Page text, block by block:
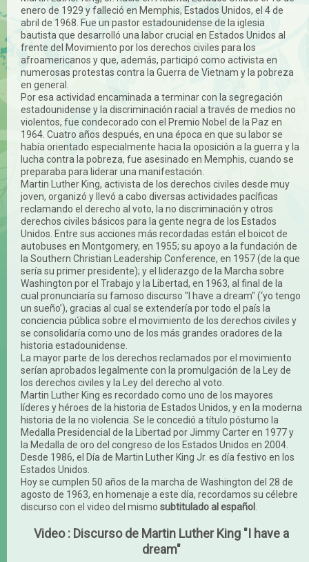
enero de 1929 y falleció en Memphis, Estados Unidos, el 4 de
abril de 1968. Fue un pastor estadounidense de la iglesia
bautista que desarrolló una labor crucial en Estados Unidos al
frente del Movimiento por los derechos civiles para los
afroamericanos y que, además, participó como activista en
numerosas protestas contra la Guerra de Vietnam y la pobreza
en general.
Por esa actividad encaminada a terminar con la segregación
estadounidense y la discriminación racial a través de medios no
violentos, fue condecorado con el Premio Nobel de la Paz en
1964. Cuatro años después, en una época en que su labor se
había orientado especialmente hacia la oposición a la guerra y la
lucha contra la pobreza, fue asesinado en Memphis, cuando se
preparaba para liderar una manifestación.
Martin Luther King, activista de los derechos civiles desde muy
joven, organizó y llevó a cabo diversas actividades pacíficas
reclamando el derecho al voto, la no discriminación y otros
derechos civiles básicos para la gente negra de los Estados
Unidos. Entre sus acciones más recordadas están el boicot de
autobuses en Montgomery, en 1955; su apoyo a la fundación de
la Southern Christian Leadership Conference, en 1957 (de la que
sería su primer presidente); y el liderazgo de la Marcha sobre
Washington por el Trabajo y la Libertad, en 1963, al final de la
cual pronunciaría su famoso discurso "I have a dream" (‘yo tengo
un sueño’), gracias al cual se extendería por todo el país la
conciencia pública sobre el movimiento de los derechos civiles y
se consolidaría como uno de los más grandes oradores de la
historia estadounidense.
La mayor parte de los derechos reclamados por el movimiento
serían aprobados legalmente con la promulgación de la Ley de
los derechos civiles y la Ley del derecho al voto.
Martin Luther King es recordado como uno de los mayores
líderes y héroes de la historia de Estados Unidos, y en la moderna
historia de la no violencia. Se le concedió a título póstumo la
Medalla Presidencial de la Libertad por Jimmy Carter en 1977 y
la Medalla de oro del congreso de los Estados Unidos en 2004.
Desde 1986, el Día de Martin Luther King Jr. es día festivo en los
Estados Unidos.
Hoy se cumplen 50 años de la marcha de Washington del 28 de
agosto de 1963, en homenaje a este día, recordamos su célebre
discurso con el video del mismo subtitulado al español
Video : Discurso de Martin Luther King "I have a
dream"